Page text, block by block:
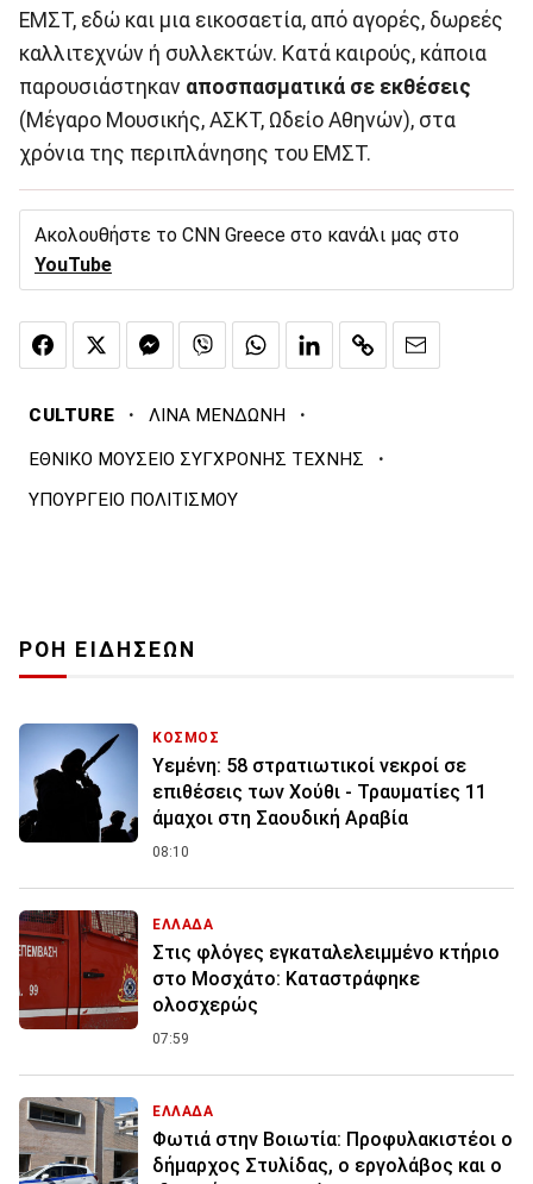
ΕΜΣΤ, εδώ και μια εικοσαετία, από αγορές, δωρεές
καλλιτεχνών ή συλλεκτών. Κατά καιρούς, κάποια
παρουσιάστηκαν αποσπασματικά σε εκθέσεις
(Μέγαρο Μουσικής, ΑΣΚΤ, Ωδείο Αθηνών), στα
χρόνια της περιπλάνησης του ΕΜΣΤ.
Ακολουθήστε το CNN Greece στο κανάλι μας στο
YouTube
CULTURE · ΛΙΝΑ ΜΕΝΔΩΝΗ ·
ΕΘΝΙΚΟ ΜΟΥΣΕΙΟ ΣΥΓΧΡΟΝΗΣ ΤΕΧΝΗΣ ·
ΥΠΟΥΡΓΕΙΟ ΠΟΛΙΤΙΣΜΟΥ
ΡΟΗ ΕΙΔΗΣΕΩΝ
ΚΟΣΜΟΣ
Υεμένη: 58 στρατιωτικοί νεκροί σε
επιθέσεις των Χούθι - Τραυματίες 11
άμαχοι στη Σαουδική Αραβία
08:10
ΕΛΛΑΔΑ
Στις φλόγες εγκαταλελειμμένο κτήριο
στο Μοσχάτο: Καταστράφηκε
ολοσχερώς
07:59
ΕΛΛΑΔΑ
Φωτιά στην Βοιωτία: Προφυλακιστέοι ο
δήμαρχος Στυλίδας, ο εργολάβος και ο